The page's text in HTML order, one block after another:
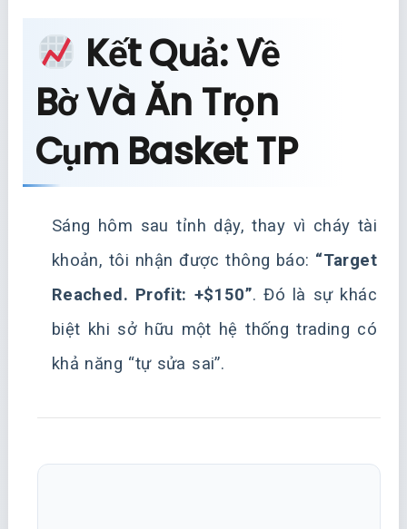
Kết Quả: Về
Bờ Và Ăn Trọn
Cụm Basket TP
Sáng hôm sau tỉnh dậy, thay vì cháy tài
khoản, tôi nhận được thông báo: “Target
Reached. Profit: +$150”. Đó là sự khác
biệt khi sở hữu một hệ thống trading có
khả năng “tự sửa sai”.